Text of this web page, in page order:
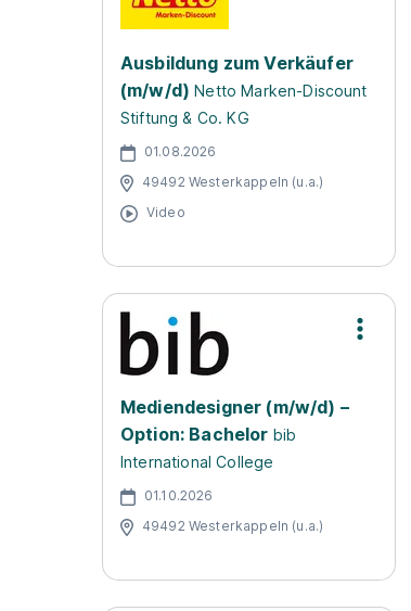
Ausbildung zum Verkäufer
(m/w/d) Netto Marken-Discount
Stiftung & Co. KG
01.08.2026
49492 Westerkappeln (u.a.)
Video
Mediendesigner (m/w/d) –
Option: Bachelor bib
International College
01.10.2026
49492 Westerkappeln (u.a.)